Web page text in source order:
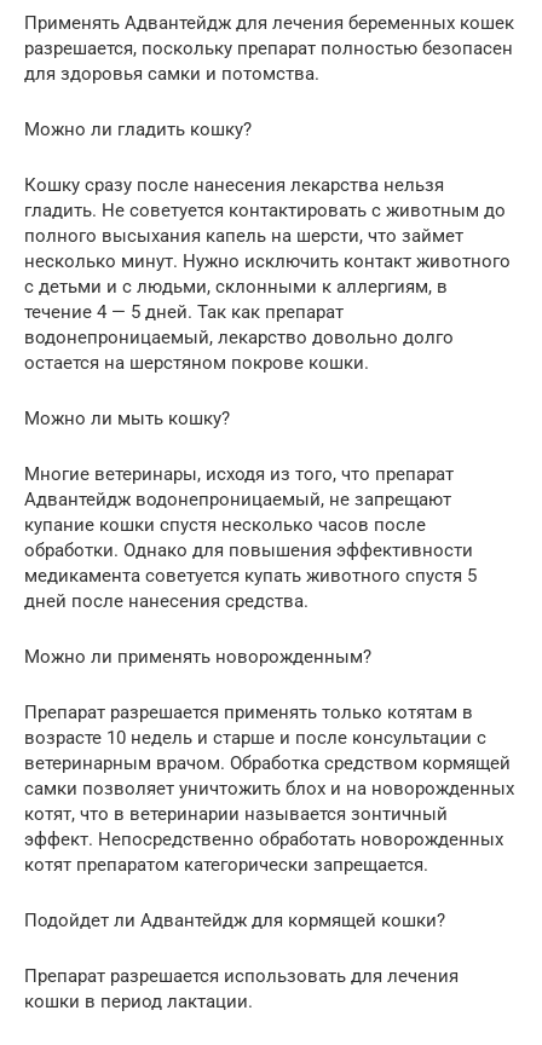
Применять Адвантейдж для лечения беременных кошек
разрешается, поскольку препарат полностью безопасен
для здоровья самки и потомства.
Можно ли гладить кошку?
Кошку сразу после нанесения лекарства нельзя
гладить. Не советуется контактировать с животным до
полного высыхания капель на шерсти, что займет
несколько минут. Нужно исключить контакт животного
с детьми и с людьми, склонными к аллергиям, в
течение 4 — 5 дней. Так как препарат
водонепроницаемый, лекарство довольно долго
остается на шерстяном покрове кошки.
Можно ли мыть кошку?
Многие ветеринары, исходя из того, что препарат
Адвантейдж водонепроницаемый, не запрещают
купание кошки спустя несколько часов после
обработки. Однако для повышения эффективности
медикамента советуется купать животного спустя 5
дней после нанесения средства.
Можно ли применять новорожденным?
Препарат разрешается применять только котятам в
возрасте 10 недель и старше и после консультации с
ветеринарным врачом. Обработка средством кормящей
самки позволяет уничтожить блох и на новорожденных
котят, что в ветеринарии называется зонтичный
эффект. Непосредственно обработать новорожденных
котят препаратом категорически запрещается.
Подойдет ли Адвантейдж для кормящей кошки?
Препарат разрешается использовать для лечения
кошки в период лактации.